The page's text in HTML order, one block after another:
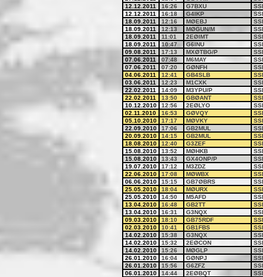
12.12.2011
16:26 G7BXU
12.12.2011
16:18 G4IKP
18.09.2011
12:16 MØEBJ
18.09.2011
12:13 MØGUN/M
18.09.2011
11:01 2EØIMT
18.09.2011
10:47 G6INU
09.08.2011
17:13 MXØTBG/P
07.06.2011
07:48 M6MAY
07.06.2011
07:20 GØNFH
04.06.2011
12:41 GB4SLB
03.06.2011
12:23 M1CXK
22.02.2011
14:09 M3YPU/P
22.02.2011
13:50 GBØANT
10.12.2010
12:56 2EØLYO
02.11.2010
16:53 GØVQY
05.10.2010
17:17 MØVKY
22.09.2010
17:06 GB2MUL
20.09.2010
14:15 GB2MUL
18.08.2010
12:40 G3ZEF
15.08.2010
13:52 MØHKB
15.08.2010
13:43 GX4ONP/P
19.07.2010
17:12 M3ZDZ
22.06.2010
17:08 MØWBX
06.06.2010
15:15 GB7ØBRS
25.05.2010
18:04 MØURX
25.05.2010
14:50 M5AFD
13.04.2010
16:48 GB2TT
13.04.2010
16:31 G3NQX
09.03.2010
18:10 GB75RDF
02.03.2010
10:41 GB1FBS
14.02.2010
15:38 G3NQX
14.02.2010
15:32 2EØCON
14.02.2010
15:26 MØGLP
26.01.2010
16:04 GØNPJ
26.01.2010
15:56 G6ZFZ
06.01.2010
14:44 2EØBQT